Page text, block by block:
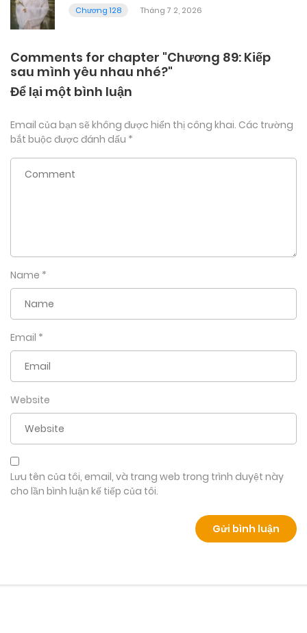
Chương 128
Tháng 7 2, 2026
Comments for chapter "Chương 89: Kiếp
sau mình yêu nhau nhé?"
Để lại một bình luận
Email của bạn sẽ không được hiển thị công khai. Các trường
bắt buộc được đánh dấu *
Name *
Email *
Website
Lưu tên của tôi, email, và trang web trong trình duyệt này
cho lần bình luận kế tiếp của tôi.